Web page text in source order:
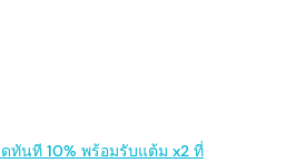
ทันที 10% พร้อมรับแต้ม x2 ที่